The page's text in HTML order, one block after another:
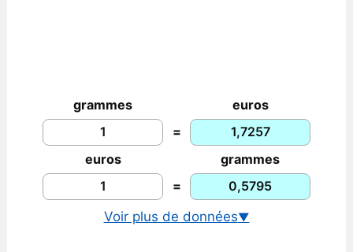
grammes
euros
=
euros
grammes
=
Voir plus de données▼